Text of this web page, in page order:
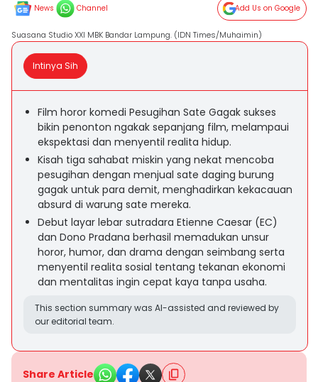
News Channel Add Us on Google
Suasana Studio XXI MBK Bandar Lampung. (IDN Times/Muhaimin)
Intinya Sih
Film horor komedi Pesugihan Sate Gagak sukses
bikin penonton ngakak sepanjang film, melampaui
ekspektasi dan menyentil realita hidup.
Kisah tiga sahabat miskin yang nekat mencoba
pesugihan dengan menjual sate daging burung
gagak untuk para demit, menghadirkan kekacauan
absurd di warung sate mereka.
Debut layar lebar sutradara Etienne Caesar (EC)
dan Dono Pradana berhasil memadukan unsur
horor, humor, dan drama dengan seimbang serta
menyentil realita sosial tentang tekanan ekonomi
dan mentalitas ingin cepat kaya tanpa usaha.
This section summary was AI-assisted and reviewed by
our editorial team.
Share Article